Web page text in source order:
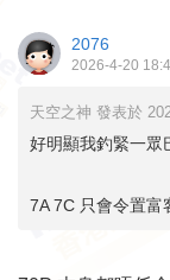
2076
2026-4-20
天空之神 發表於
好明顯我釣緊一眾
7A 7C 只會令置富